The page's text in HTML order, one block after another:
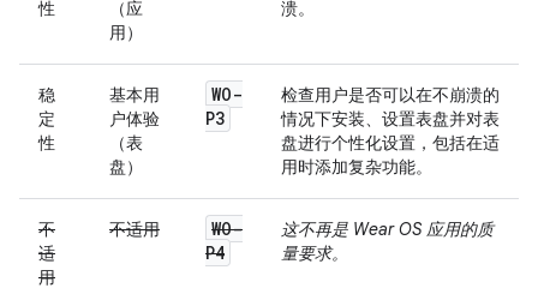
性
（应
用）
溃。
稳
定
性
基本用
户体验
（表
盘）
WO-
P3
检查用户是否可以在不崩溃的
情况下安装、设置表盘并对表
盘进行个性化设置，包括在适
用时添加复杂功能。
不
适
用
不适用
WO-
P4
这不再是 Wear OS 应用的质
量要求。